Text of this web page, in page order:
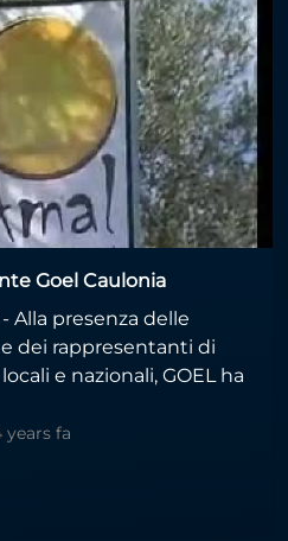
Goel Caulonia
- Alla presenza delle
dei rappresentanti di
e nazionali, GOEL ha
years fa